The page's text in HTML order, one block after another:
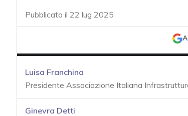
Pubblicato il 22 lug 2025
Luisa Franchina
Presidente Associazione Italiana
Ginevra Detti